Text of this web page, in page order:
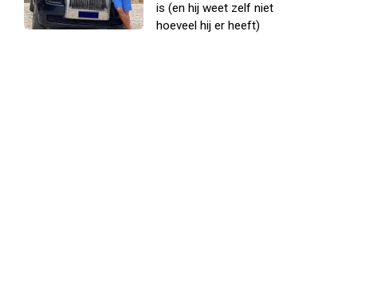
is (en hij weet zelf niet
hoeveel hij er heeft)